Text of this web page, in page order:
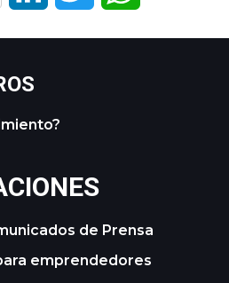
de Prensa
emprendedores